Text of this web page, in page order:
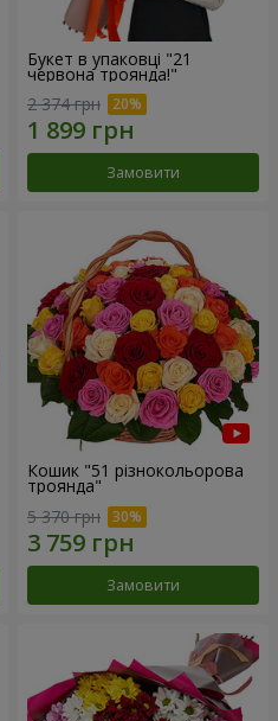
Букет в упаковці "21
червона троянда!"
2 374 грн
Замовити
Кошик "51 різнокольорова
троянда"
5 370 грн
Замовити